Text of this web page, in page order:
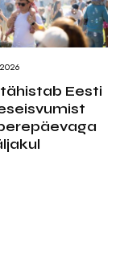
Eesti